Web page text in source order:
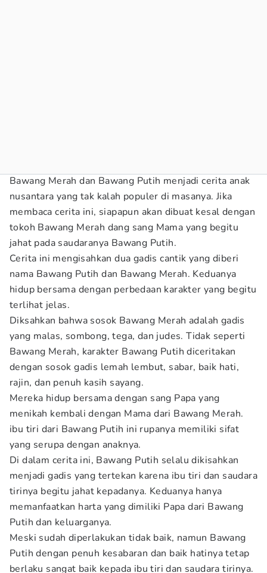
Bawang Merah dan Bawang Putih menjadi cerita anak
nusantara yang tak kalah populer di masanya. Jika
membaca cerita ini, siapapun akan dibuat kesal dengan
tokoh Bawang Merah dang sang Mama yang begitu
jahat pada saudaranya Bawang Putih.
Cerita ini mengisahkan dua gadis cantik yang diberi
nama Bawang Putih dan Bawang Merah. Keduanya
hidup bersama dengan perbedaan karakter yang begitu
terlihat jelas.
Diksahkan bahwa sosok Bawang Merah adalah gadis
yang malas, sombong, tega, dan judes. Tidak seperti
Bawang Merah, karakter Bawang Putih diceritakan
dengan sosok gadis lemah lembut, sabar, baik hati,
rajin, dan penuh kasih sayang.
Mereka hidup bersama dengan sang Papa yang
menikah kembali dengan Mama dari Bawang Merah.
ibu tiri dari Bawang Putih ini rupanya memiliki sifat
yang serupa dengan anaknya.
Di dalam cerita ini, Bawang Putih selalu dikisahkan
menjadi gadis yang tertekan karena ibu tiri dan saudara
tirinya begitu jahat kepadanya. Keduanya hanya
memanfaatkan harta yang dimiliki Papa dari Bawang
Putih dan keluarganya.
Meski sudah diperlakukan tidak baik, namun Bawang
Putih dengan penuh kesabaran dan baik hatinya tetap
berlaku sangat baik kepada ibu tiri dan saudara tirinya.